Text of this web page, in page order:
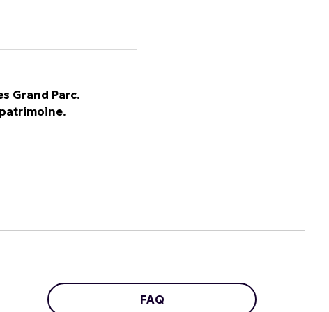
Grand Parc.
.
FAQ